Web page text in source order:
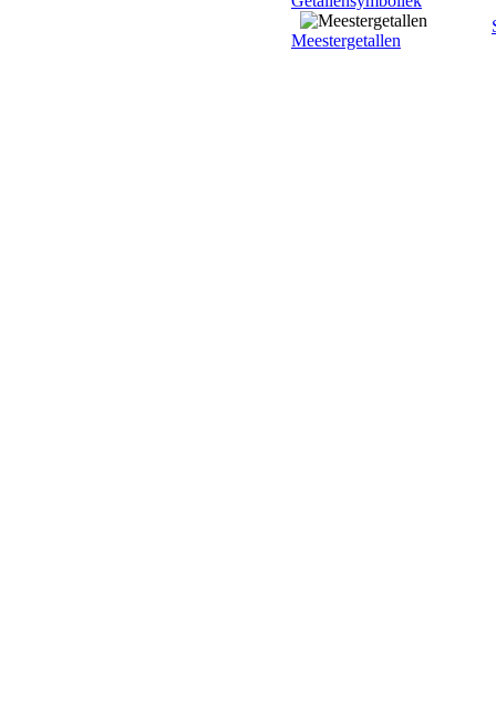
Meestergetallen